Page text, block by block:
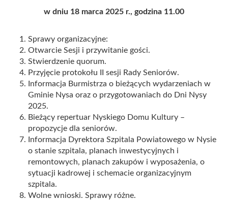
w dniu 18 marca 2025 r., godzina 11.00
Sprawy organizacyjne:
Otwarcie Sesji i przywitanie gości.
Stwierdzenie quorum.
Przyjęcie protokołu II sesji Rady Seniorów.
Informacja Burmistrza o bieżących wydarzeniach w
Gminie Nysa oraz o przygotowaniach do Dni Nysy
2025.
Bieżący repertuar Nyskiego Domu Kultury –
propozycje dla seniorów.
Informacja Dyrektora Szpitala Powiatowego w Nysie
o stanie szpitala, planach inwestycyjnych i
remontowych, planach zakupów i wyposażenia, o
sytuacji kadrowej i schemacie organizacyjnym
szpitala.
Wolne wnioski. Sprawy różne.